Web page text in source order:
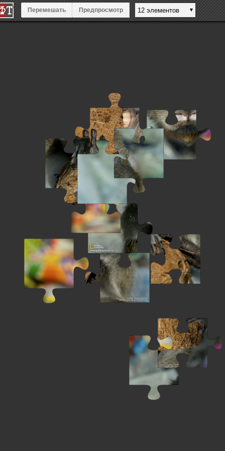
Перемешать Предпросмотр